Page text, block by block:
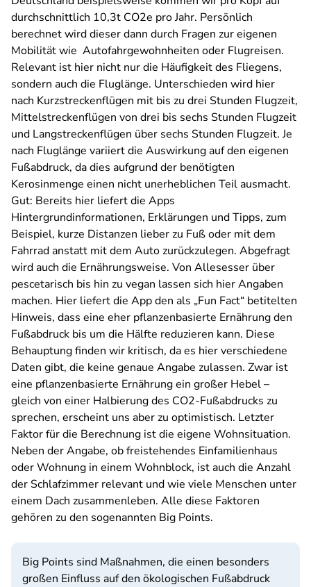
durchschnittlich 10,3t CO2e pro Jahr. Persönlich
berechnet wird dieser dann durch Fragen zur eigenen
Mobilität wie Autofahrgewohnheiten oder Flugreisen.
Relevant ist hier nicht nur die Häufigkeit des Fliegens,
sondern auch die Fluglänge. Unterschieden wird hier
nach Kurzstreckenflügen mit bis zu drei Stunden Flugzeit,
Mittelstreckenflügen von drei bis sechs Stunden Flugzeit
und Langstreckenflügen über sechs Stunden Flugzeit. Je
nach Fluglänge variiert die Auswirkung auf den eigenen
Fußabdruck, da dies aufgrund der benötigten
Kerosinmenge einen nicht unerheblichen Teil ausmacht.
Gut: Bereits hier liefert die Apps
Hintergrundinformationen, Erklärungen und Tipps, zum
Beispiel, kurze Distanzen lieber zu Fuß oder mit dem
Fahrrad anstatt mit dem Auto zurückzulegen. Abgefragt
wird auch die Ernährungsweise. Von Allesesser über
pescetarisch bis hin zu vegan lassen sich hier Angaben
machen. Hier liefert die App den als „Fun Fact“ betitelten
Hinweis, dass eine eher pflanzenbasierte Ernährung den
Fußabdruck bis um die Hälfte reduzieren kann. Diese
Behauptung finden wir kritisch, da es hier verschiedene
Daten gibt, die keine genaue Angabe zulassen. Zwar ist
eine pflanzenbasierte Ernährung ein großer Hebel –
gleich von einer Halbierung des CO2-Fußabdrucks zu
sprechen, erscheint uns aber zu optimistisch. Letzter
Faktor für die Berechnung ist die eigene Wohnsituation.
Neben der Angabe, ob freistehendes Einfamilienhaus
oder Wohnung in einem Wohnblock, ist auch die Anzahl
der Schlafzimmer relevant und wie viele Menschen unter
einem Dach zusammenleben. Alle diese Faktoren
gehören zu den sogenannten Big Points.
Big Points sind Maßnahmen, die einen besonders
großen Einfluss auf den ökologischen Fußabdruck